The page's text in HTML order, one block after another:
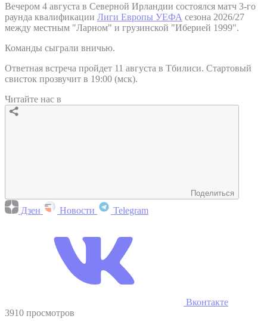
Вечером 4 августа в Северной Ирландии состоялся матч 3-го
раунда квалификации Лиги Европы УЕФА сезона 2026/27
между местным "Ларном" и грузинской "Иберией 1999".
Команды сыграли вничью.
Ответная встреча пройдет 11 августа в Тбилиси. Стартовый
свисток прозвучит в 19:00 (мск).
Читайте нас в
Поделиться
Дзен Новости Telegram
Вконтакте
3910 просмотров